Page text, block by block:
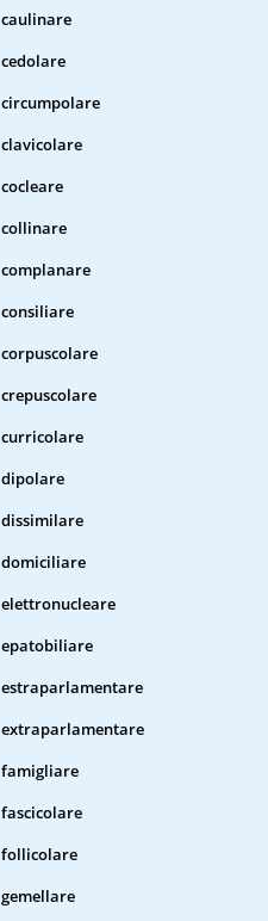
caulinare
cedolare
circumpolare
clavicolare
cocleare
collinare
complanare
consiliare
corpuscolare
crepuscolare
curricolare
dipolare
dissimilare
domiciliare
elettronucleare
epatobiliare
estraparlamentare
extraparlamentare
famigliare
fascicolare
follicolare
gemellare